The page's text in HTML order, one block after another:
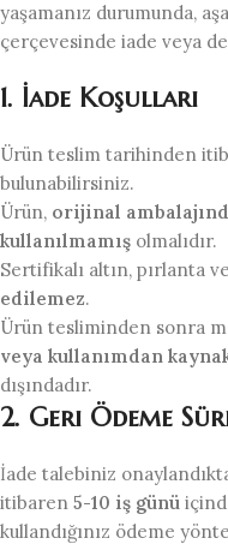
yaşamanız durumunda,
çerçevesinde iade veya
1. İade Koşulları
Ürün teslim tarihinden
bulunabilirsiniz.
Ürün, orijinal
kullanılmamış olmalıdır.
Sertifikalı altın, pırlanta
edilemez.
Ürün tesliminden sonra
veya kullanımdan
dışındadır.
2. Geri Ödeme
İade talebiniz
itibaren 5-10 iş günü
kullandığınız ödeme